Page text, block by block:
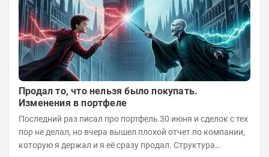
Продал то, что нельзя было покупать.
Изменения в портфеле
Последний раз писал про портфель 30 июня и сделок с тех
пор не делал, но вчера вышел плохой отчет по компании,
которую я держал и я её сразу продал. Структура